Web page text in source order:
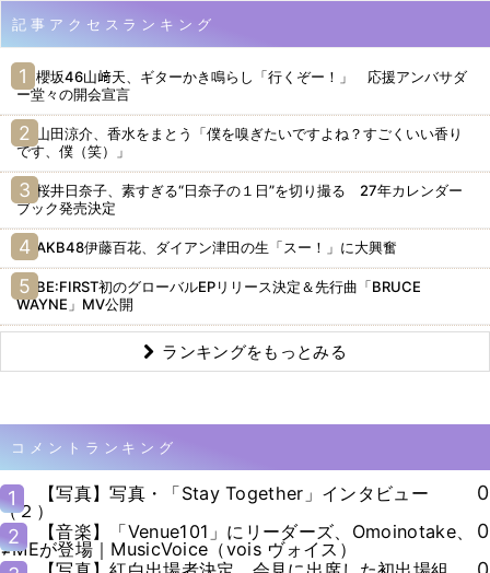
記事アクセスランキング
櫻坂46山﨑天、ギターかき鳴らし「行くぞー！」 応援アンバサダ
ー堂々の開会宣言
山田涼介、香水をまとう「僕を嗅ぎたいですよね？すごくいい香り
です、僕（笑）」
桜井日奈子、素すぎる“日奈子の１日”を切り撮る 27年カレンダー
ブック発売決定
AKB48伊藤百花、ダイアン津田の生「スー！」に大興奮
BE:FIRST初のグローバルEPリリース決定＆先行曲「BRUCE
WAYNE」MV公開
ランキングをもっとみる
コメントランキング
1
【写真】写真・「Stay Together」インタビュー
（２）
0
2
【音楽】「Venue101」にリーダーズ、Omoinotake、
≠MEが登場｜MusicVoice（vois ヴォイス）
0